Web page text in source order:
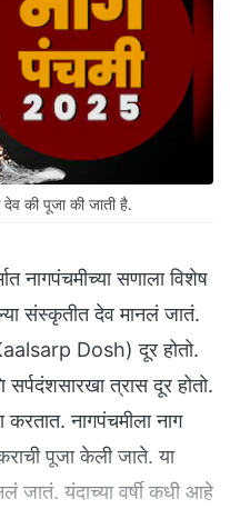
की पूजा की जाती है.
नागपंचमीच्या सणाला विशेष
संस्कृतीत देव मानलं जातं.
Dosh) दूर होतो.
सर्पदंशसारखा त्रास दूर होतो.
करतात. नागपंचमीला नाग
पूजा केली जाते. या
जातं. यंदाच्या वर्षी कधी आहे